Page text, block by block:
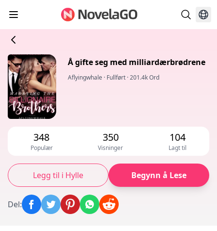
Å gifte seg med milliardærbrødrene
Aflyingwhale · Fullført ·201.4k Ord
348
Populær
350
Visninger
104
Lagt til
Legg til i Hylle Begynn å Lese
Del: